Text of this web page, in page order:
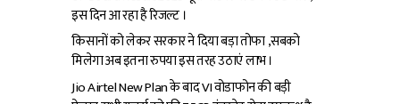
इस दिन आ रहा है रिजल्ट ।
किसानों को लेकर सरकार ने दिया बड़ा तोफा ,सबको
मिलेगा अब इतना रुपया इस तरह उठाएं लाभ ।
Jio Airtel New Plan के बाद VI वोडाफोन की बड़ी